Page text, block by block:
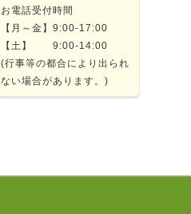
お電話受付時間
【月～金】9:00-17:00
【土】 9:00-14:00
(行事等の都合により出られ
ない場合があります。)